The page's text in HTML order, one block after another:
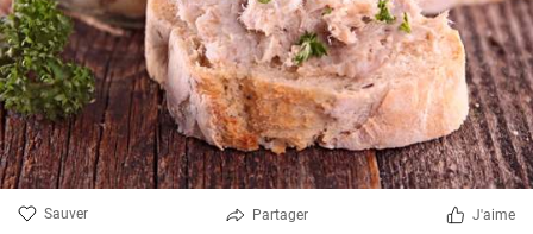
Sauver Partager J'aime